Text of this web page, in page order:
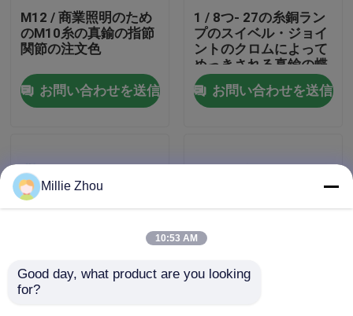
私達について
工場旅行
品質管理
引用を要求しなさい
M12 / 商業照明のため
のM10糸の真鍮の指節
関節の注文色
お問い合わせを送信
1 / 8つ- 27の糸銅ラン
プのスイベル・ジョイ
ントのクロムによって
めっきされる真鍮の蝶
ナットの旋回装置
お問い合わせを送信
家具固定基盤が付いて
Millie Zhou
10:53 AM
Good day, what product are you looking
for?